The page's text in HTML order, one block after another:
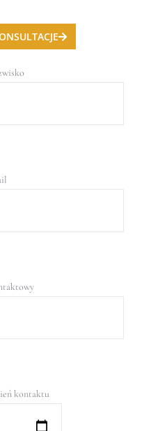
kontaktu